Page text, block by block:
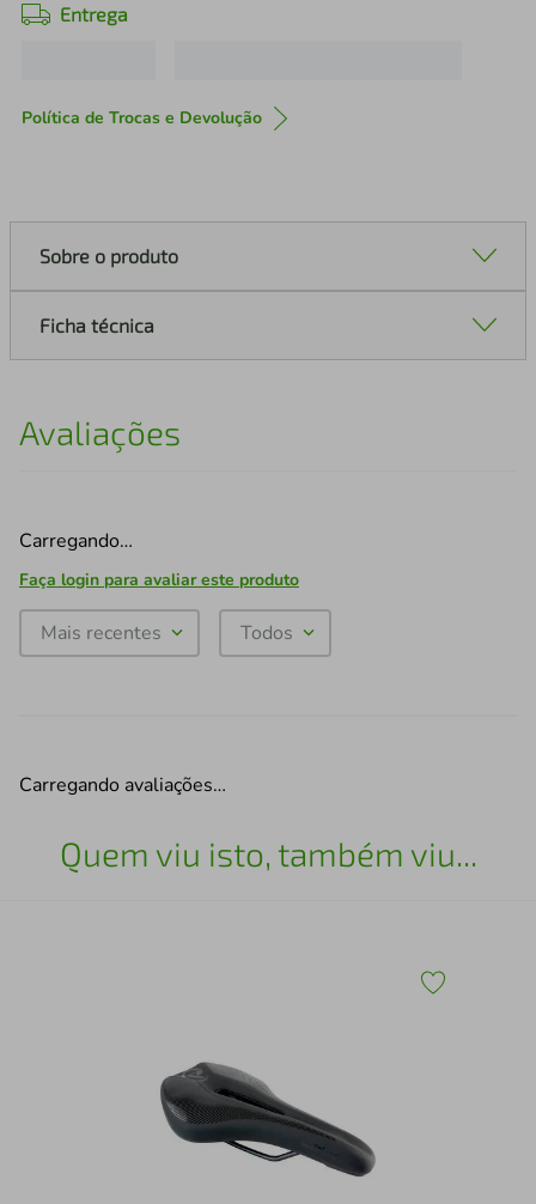
Entrega
Política de Trocas e Devolução
Sobre o produto
Ficha técnica
Avaliações
Carregando…
Faça login para avaliar este produto
Mais recentes Todos
Carregando avaliações…
Quem viu isto, também viu...